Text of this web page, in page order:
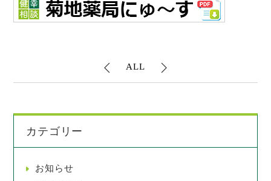
ALL
カテゴリー
お知らせ